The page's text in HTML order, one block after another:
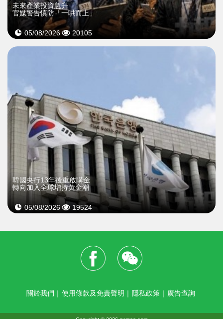
未來產業投資急升
官媒警告慎防「一哄而上」
05/08/2026 20105
韓國央行13年後重啟購金
轉向加入全球增持黃金潮
05/08/2026 19524
關於我們 ｜ 使用條款及免責聲明 ｜ 隱私政策 ｜ 廣告查詢